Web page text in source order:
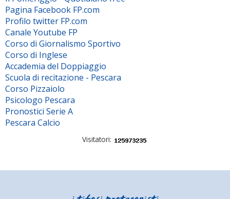
Pagina Facebook FP.com
Profilo twitter FP.com
Canale Youtube FP
Corso di Giornalismo Sportivo
Corso di Inglese
Accademia del Doppiaggio
Scuola di recitazione - Pescara
Corso Pizzaiolo
Psicologo Pescara
Pronostici Serie A
Pescara Calcio
Visitatori: